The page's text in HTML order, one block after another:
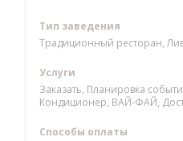
Тип заведения
Традиционный ресторан,
Услуги
Заказать, Планировка
Кондиционер, ВАЙ-ФАЙ,
Способы оплаты